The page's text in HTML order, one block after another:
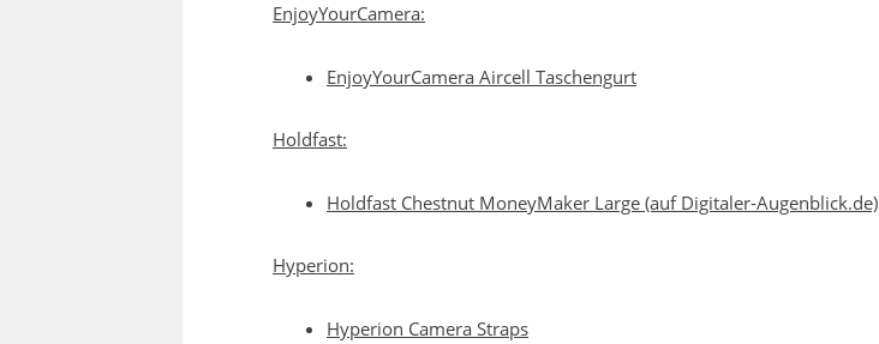
EnjoyYourCamera:
EnjoyYourCamera Aircell Taschengurt
Holdfast:
Holdfast Chestnut MoneyMaker Large (auf Digitaler-Augenblick.de)
Hyperion:
Hyperion Camera Straps